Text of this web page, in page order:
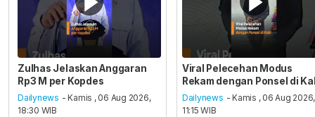
Zulhas Jelaskan Anggaran
Rp3 M per Kopdes
Dailynews - Kamis , 06 Aug 2026,
18:30 WIB
Viral Pelecehan Modus
Rekam dengan Ponsel di
Dailynews - Kamis , 06 Aug 2026,
11:15 WIB